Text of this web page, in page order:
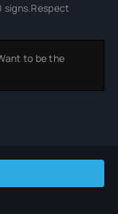
signs.Respect
to be the